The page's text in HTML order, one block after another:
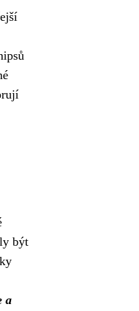
být
a